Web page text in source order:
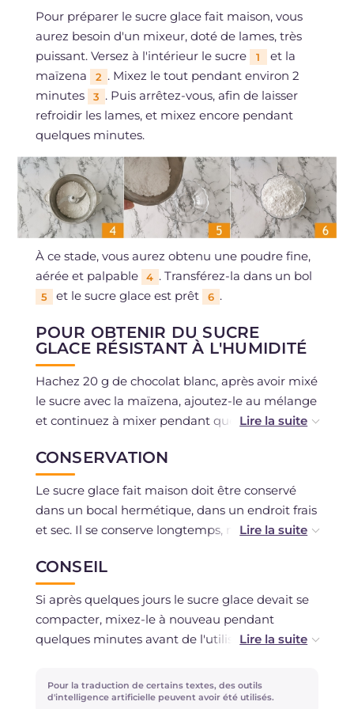
Pour préparer le sucre glace fait maison, vous
aurez besoin d'un mixeur, doté de lames, très
puissant. Versez à l'intérieur le sucre
1
et la
maïzena
2 . Mixez le tout pendant environ 2
minutes
3 . Puis arrêtez-vous, afin de laisser
refroidir les lames, et mixez encore pendant
quelques minutes.
À ce stade, vous aurez obtenu une poudre fine,
aérée et palpable
4 . Transférez-la dans un bol
5 et le sucre glace est prêt 6 .
POUR OBTENIR DU SUCRE
GLACE RÉSISTANT À L'HUMIDITÉ
Hachez 20 g de chocolat blanc, après avoir mixé
le sucre avec la maïzena, ajoutez-le au mélange
et continuez à mixer pendant quelques
L'association entre la maïzena et le chocolat
blanc permettra au sucre glace de mieux
résister à l'humidité, et il durera plus longtemps
CONSERVATION
Le sucre glace fait maison doit être conservé
dans un bocal hermétique, dans un endroit frais
et sec. Il se conserve longtemps, même
CONSEIL
Si après quelques jours le sucre glace devait se
compacter, mixez-le à nouveau pendant
quelques minutes avant de l'utiliser !
Vous pouvez utiliser du sucre de canne à la
place du sucre glace, mais la consistance finale
Pour la traduction de certains textes, des outils
d'intelligence artificielle peuvent avoir été utilisés.